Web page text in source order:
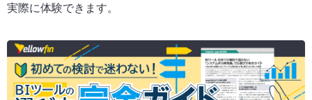
実際に体験できます。